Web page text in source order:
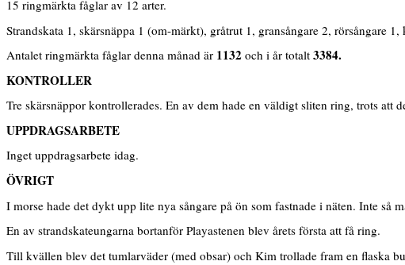
15 ringmärkta fåglar av 12 arter.
Strandskata 1, skärsnäppa 1 (om-märkt), gråtrut 1, gransångare 2, rörsångare
Antalet ringmärkta fåglar denna månad är 1132 och i år totalt 3384.
KONTROLLER
Tre skärsnäppor kontrollerades. En av dem hade en väldigt sliten ring, trots att
UPPDRAGSARBETE
Inget uppdragsarbete idag.
ÖVRIGT
I morse hade det dykt upp lite nya sångare på ön som fastnade i näten. Inte så
En av strandskateungarna bortanför Playastenen blev årets första att få ring.
Till kvällen blev det tumlarväder (med obsar) och Kim trollade fram en flaska